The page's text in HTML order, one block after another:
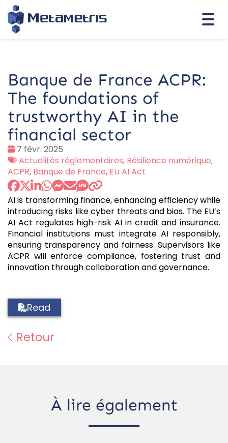
Banque de France ACPR:
The foundations of
trustworthy AI in the
financial sector
Date
:
7 févr. 2025
Tags
:
Actualités réglementaires, Résilience numérique,
ACPR, Banque de France, EU AI Act
AI is transforming finance, enhancing efficiency while
introducing risks like cyber threats and bias. The EU’s
AI Act regulates high-risk AI in credit and insurance.
Financial institutions must integrate AI responsibly,
ensuring transparency and fairness. Supervisors like
ACPR will enforce compliance, fostering trust and
innovation through collaboration and governance.
Read
Retour
À lire également